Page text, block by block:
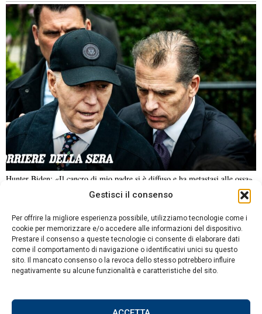
Gestisci il consenso
Per offrire la migliore esperienza possibile, utilizziamo tecnologie come i
cookie per memorizzare e/o accedere alle informazioni del dispositivo.
Prestare il consenso a queste tecnologie ci consente di elaborare dati
come il comportamento di navigazione o identificativi unici su questo
sito. Il mancato consenso o la revoca dello stesso potrebbero influire
negativamente su alcune funzionalità e caratteristiche del sito.
Hunter Biden: «Il cancro di mio padre si è diffuso e ha metastasi alle ossa»
ANALISI E OPINIONI
SPORT CULTURA VIAGGI
Contatti
Informativa sulla privacy
DA NON PERDERE
l’importanza